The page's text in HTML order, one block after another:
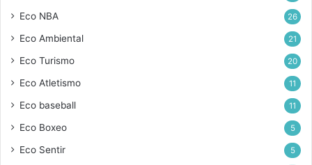
Eco NBA 26
Eco Ambiental 21
Eco Turismo 20
Eco Atletismo 11
Eco baseball 11
Eco Boxeo 5
Eco Sentir 5